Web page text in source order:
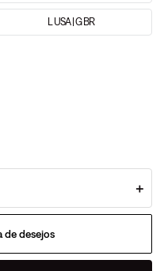
L USA | G BR
＋